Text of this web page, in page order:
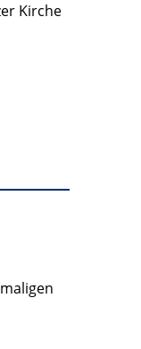
Kirche